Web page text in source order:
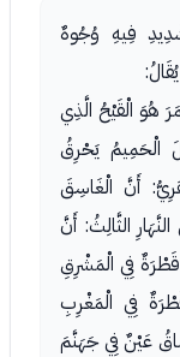
فِيهِ وُجُوهٌ
هُوَ الْقَيْحُ الَّذِي
الْحَمِيمُ يَحْرِقُ
أَنَّ الْغَاسِقَ
الثَّالِثُ: أَنَّ
فِي الْمَشْرِقِ
فِي الْمَغْرِبِ
عَيْنٌ فِي جَهَنَّمَ